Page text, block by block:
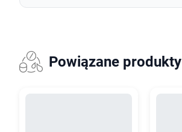
Powiązane produkty